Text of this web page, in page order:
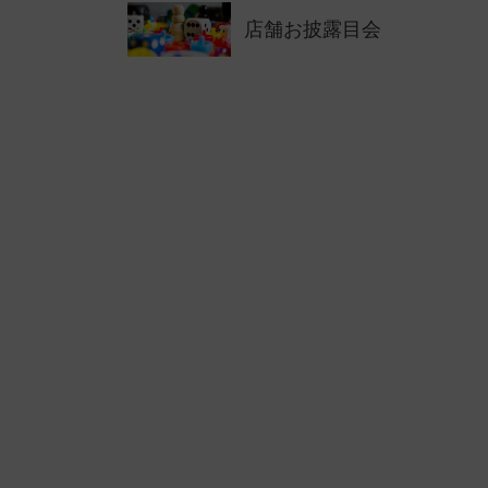
店舗お披露目会